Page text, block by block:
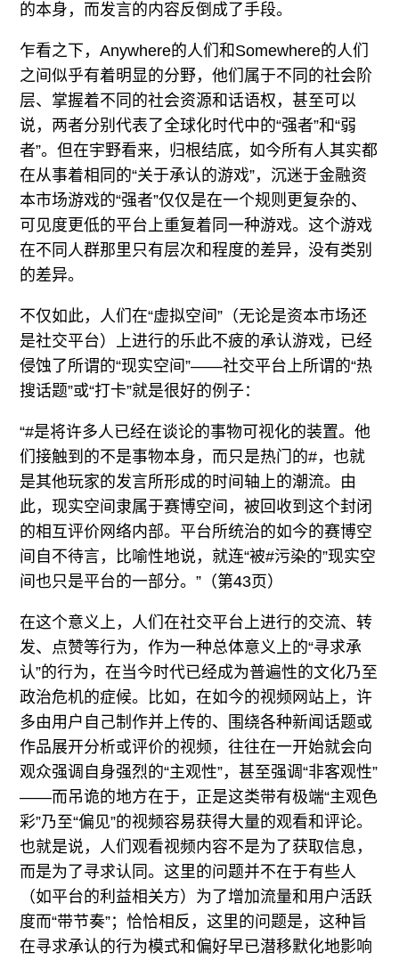
的本身，而发言的内容反倒成了手段。
乍看之下，Anywhere的人们和Somewhere的人们
之间似乎有着明显的分野，他们属于不同的社会阶
层、掌握着不同的社会资源和话语权，甚至可以
说，两者分别代表了全球化时代中的“强者”和“弱
者”。但在宇野看来，归根结底，如今所有人其实都
在从事着相同的“关于承认的游戏”，沉迷于金融资
本市场游戏的“强者”仅仅是在一个规则更复杂的、
可见度更低的平台上重复着同一种游戏。这个游戏
在不同人群那里只有层次和程度的差异，没有类别
的差异。
不仅如此，人们在“虚拟空间”（无论是资本市场还
是社交平台）上进行的乐此不疲的承认游戏，已经
侵蚀了所谓的“现实空间”——社交平台上所谓的“热
搜话题”或“打卡”就是很好的例子：
“#是将许多人已经在谈论的事物可视化的装置。他
们接触到的不是事物本身，而只是热门的#，也就
是其他玩家的发言所形成的时间轴上的潮流。由
此，现实空间隶属于赛博空间，被回收到这个封闭
的相互评价网络内部。平台所统治的如今的赛博空
间自不待言，比喻性地说，就连“被#污染的”现实空
间也只是平台的一部分。”（第43页）
在这个意义上，人们在社交平台上进行的交流、转
发、点赞等行为，作为一种总体意义上的“寻求承
认”的行为，在当今时代已经成为普遍性的文化乃至
政治危机的症候。比如，在如今的视频网站上，许
多由用户自己制作并上传的、围绕各种新闻话题或
作品展开分析或评价的视频，往往在一开始就会向
观众强调自身强烈的“主观性”，甚至强调“非客观性”
——而吊诡的地方在于，正是这类带有极端“主观色
彩”乃至“偏见”的视频容易获得大量的观看和评论。
也就是说，人们观看视频内容不是为了获取信息，
而是为了寻求认同。这里的问题并不在于有些人
（如平台的利益相关方）为了增加流量和用户活跃
度而“带节奏”；恰恰相反，这里的问题是，这种旨
在寻求承认的行为模式和偏好早已潜移默化地影响